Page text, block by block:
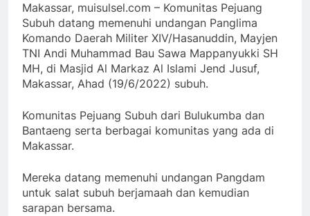
Makassar, muisulsel.com – Komunitas Pejuang
Subuh datang memenuhi undangan Panglima
Komando Daerah Militer XIV/Hasanuddin, Mayjen
TNI Andi Muhammad Bau Sawa Mappanyukki SH
MH, di Masjid Al Markaz Al Islami Jend Jusuf,
Makassar, Ahad (19/6/2022) subuh.
Komunitas Pejuang Subuh dari Bulukumba dan
Bantaeng serta berbagai komunitas yang ada di
Makassar.
Mereka datang memenuhi undangan Pangdam
untuk salat subuh berjamaah dan kemudian
sarapan bersama.